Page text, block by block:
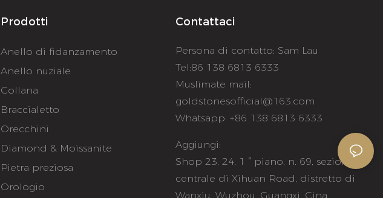
Prodotti
Anello di fidanzamento
Anello nuziale
Collana
Braccialetto
Orecchini
Diamond & Moissanite
Pietra preziosa
Orologio
Contattaci
Persona di contatto: Sam Lau
Tel:86 138 6813 6333
Muslimate mail:
goldstonesofficial@163.com
Whatsapp: +86 138 6813 6333
Aggiungi:
Shop 23, 24, 1 ° piano, n. 69, sezione
centrale di Xihuan Road, distretto di
Wanxiu, Wuzhou, Guangxi, Cina